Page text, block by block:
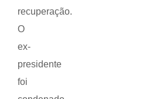
recuperação.
O
ex-
presidente
foi